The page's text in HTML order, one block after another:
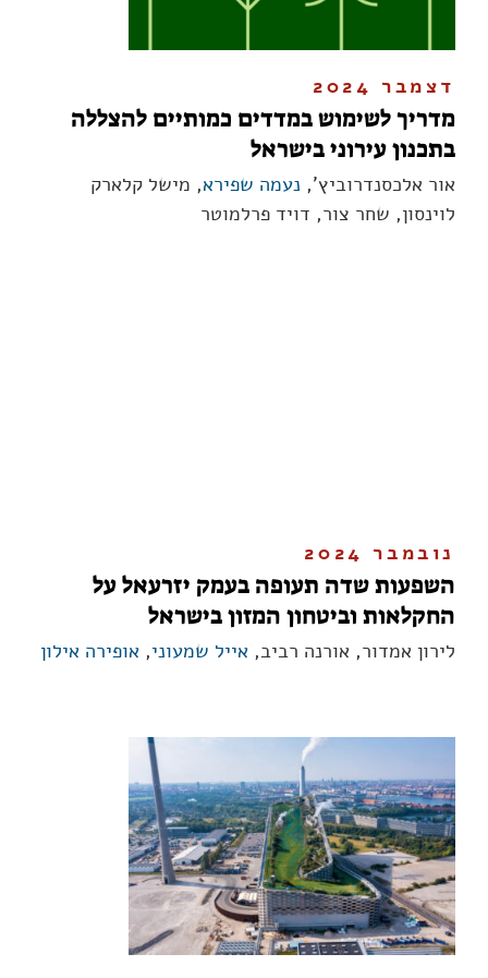
דצמבר 2024
מדריך לשימוש במדדים כמותיים להצללה
בתכנון עירוני בישראל
אור אלכסנדרוביץ', נעמה שפירא, מישל קלארק
לוינסון, שחר צור, דויד פרלמוטר
נובמבר 2024
השפעות שדה תעופה בעמק יזרעאל על
החקלאות וביטחון המזון בישראל
לירון אמדור, אורנה רביב, אייל שמעוני, אופירה אילון